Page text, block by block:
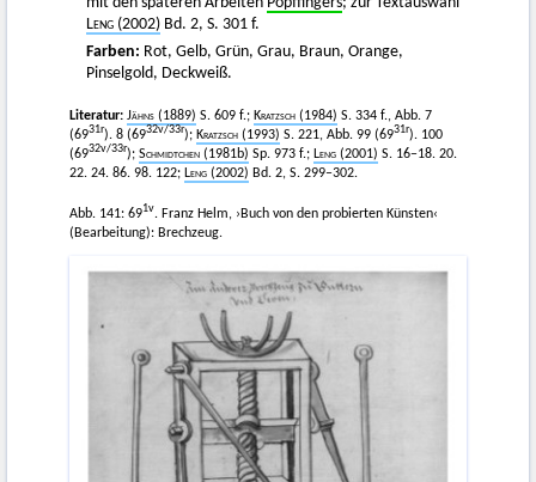
Leng (2002) Bd. 2, S. 301 f.
Farben: Rot, Gelb, Grün, Grau, Braun, Orange,
Pinselgold, Deckweiß.
Literatur: Jähns (1889) S. 609 f.; Kratzsch (1984) S. 334 f., Abb. 7
(6931r). 8 (6932v/33r); Kratzsch (1993) S. 221, Abb. 99 (6931r). 100
(6932v/33r); Schmidtchen (1981b) Sp. 973 f.; Leng (2001) S. 16–18. 20.
22. 24. 86. 98. 122; Leng (2002) Bd. 2, S. 299–302.
Abb. 141: 691v. Franz Helm, ›Buch von den probierten Künsten‹
(Bearbeitung): Brechzeug.